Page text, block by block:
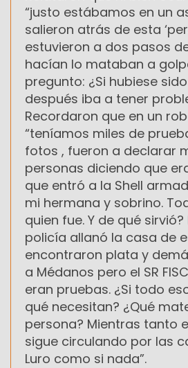
“justo estábamos en un
salieron atrás de esta
estuvieron a dos pasos
hacían lo mataban a
pregunto: ¿Si hubiese
después iba a tener
Recordaron que en un
“teníamos miles de
fotos , fueron a declarar
personas diciendo que
que entró a la Shell
mi hermana y sobrino.
quien fue. Y de qué sirvió?
policía allanó la casa de
encontraron plata y
a Médanos pero el SR
eran pruebas. ¿Si todo
qué necesitan? ¿Qué
persona? Mientras tanto
sigue circulando por las
Luro como si nada”.